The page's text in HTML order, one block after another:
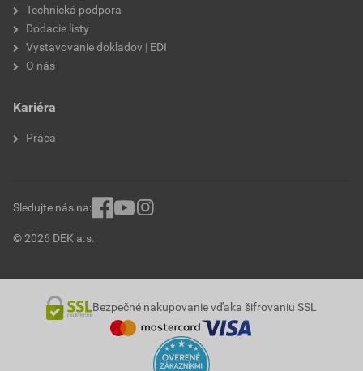
Technická podpora
Dodacie listy
Vystavovanie dokladov | EDI
O nás
Kariéra
Práca
© 2026 DEK a.s.
Sledujte nás na:
Bezpečné nakupovanie vďaka šifrovaniu SSL